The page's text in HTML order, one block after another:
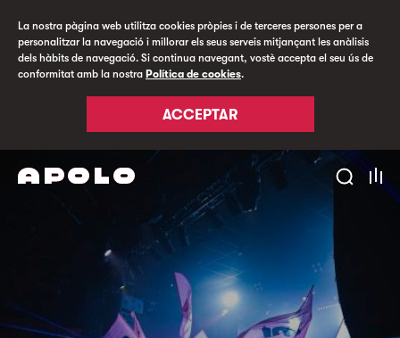
La nostra pàgina web utilitza cookies pròpies i de terceres persones per a
personalitzar la navegació i millorar els seus serveis mitjançant les anàlisis
dels hàbits de navegació. Si continua navegant, vostè accepta el seu ús de
conformitat amb la nostra Política de cookies.
ACCEPTAR